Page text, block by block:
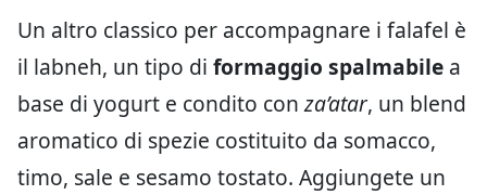
Un altro classico per accompagnare i falafel è
il labneh, un tipo di formaggio spalmabile a
base di yogurt e condito conza’atar, un blend
aromatico di spezie costituito da somacco,
timo, sale e sesamo tostato. Aggiungete un